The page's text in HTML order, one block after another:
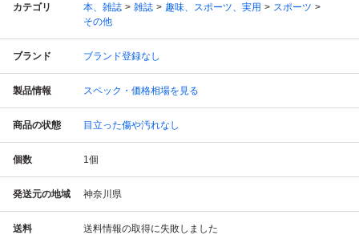
カテゴリ 本、雑誌 雑誌 趣味、スポーツ、実用
スポーツ
その他
ブランド ブランド登録なし
製品情報 スペック・価格相場を見る
商品の状態 目立った傷や汚れなし
個数 1個
発送元の地域 神奈川県
送料 送料情報の取得に失敗しました